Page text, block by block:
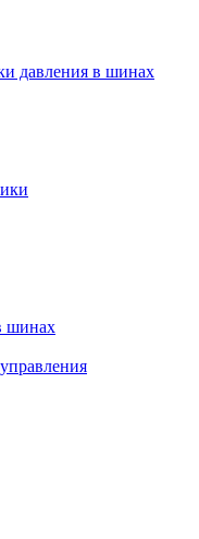
давления в шинах
шинах